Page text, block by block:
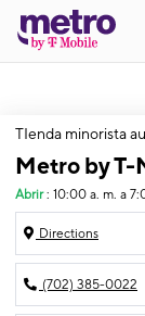
TIenda minorista
Metro by T-
Abrir : 10:00 a. m. a
Directions
(702) 385-0022